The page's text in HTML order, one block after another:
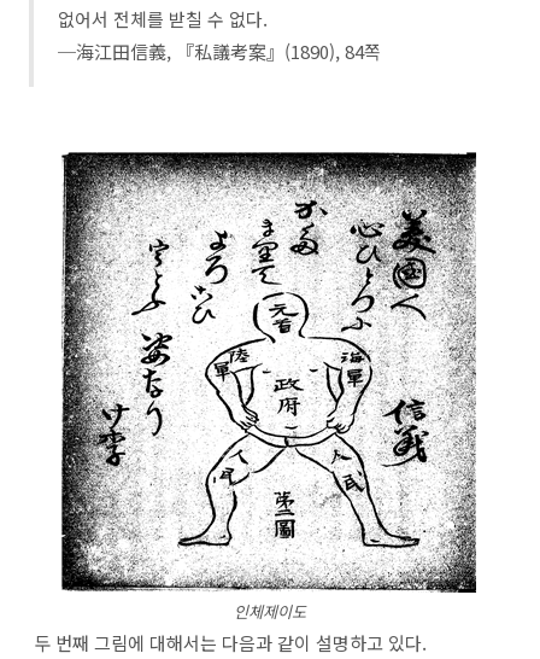
없어서 전체를 받칠 수 없다.
─海江田信義, 『私議考案』(1890), 84쪽
인체제이도
두 번째 그림에 대해서는 다음과 같이 설명하고 있다.